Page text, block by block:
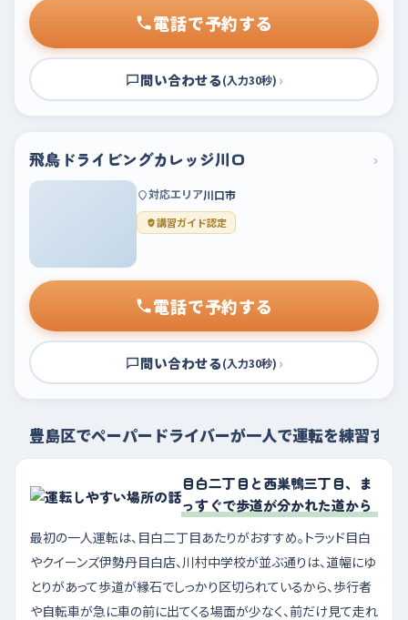
電話で予約する
問い合わせる(入力30秒) ›
飛鳥ドライビングカレッジ川口 ›
対応エリア川口市
講習ガイド認定
電話で予約する
問い合わせる(入力30秒) ›
豊島区でペーパードライバーが一人で運転を練習する
目白二丁目と西巣鴨三丁目、ま
っすぐで歩道が分かれた道から
最初の一人運転は、目白二丁目あたりがおすすめ。トラッド目白
やクイーンズ伊勢丹目白店、川村中学校が並ぶ通りは、道幅にゆ
とりがあって歩道が縁石でしっかり区切られているから、歩行者
や自転車が急に車の前に出てくる場面が少なく、前だけ見て走れ